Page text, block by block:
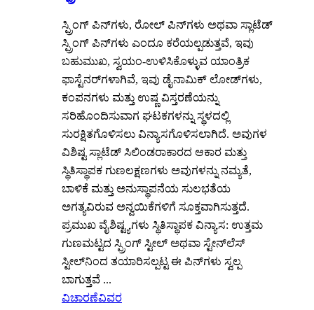
ಸ್ಪ್ರಿಂಗ್ ಪಿನ್‌ಗಳು, ರೋಲ್ ಪಿನ್‌ಗಳು ಅಥವಾ ಸ್ಲಾಟೆಡ್
ಸ್ಪ್ರಿಂಗ್ ಪಿನ್‌ಗಳು ಎಂದೂ ಕರೆಯಲ್ಪಡುತ್ತವೆ, ಇವು
ಬಹುಮುಖ, ಸ್ವಯಂ-ಉಳಿಸಿಕೊಳ್ಳುವ ಯಾಂತ್ರಿಕ
ಫಾಸ್ಟೆನರ್‌ಗಳಾಗಿವೆ, ಇವು ಡೈನಾಮಿಕ್ ಲೋಡ್‌ಗಳು,
ಕಂಪನಗಳು ಮತ್ತು ಉಷ್ಣ ವಿಸ್ತರಣೆಯನ್ನು
ಸರಿಹೊಂದಿಸುವಾಗ ಘಟಕಗಳನ್ನು ಸ್ಥಳದಲ್ಲಿ
ಸುರಕ್ಷಿತಗೊಳಿಸಲು ವಿನ್ಯಾಸಗೊಳಿಸಲಾಗಿದೆ. ಅವುಗಳ
ವಿಶಿಷ್ಟ ಸ್ಲಾಟೆಡ್ ಸಿಲಿಂಡರಾಕಾರದ ಆಕಾರ ಮತ್ತು
ಸ್ಥಿತಿಸ್ಥಾಪಕ ಗುಣಲಕ್ಷಣಗಳು ಅವುಗಳನ್ನು ನಮ್ಯತೆ,
ಬಾಳಿಕೆ ಮತ್ತು ಅನುಸ್ಥಾಪನೆಯ ಸುಲಭತೆಯ
ಅಗತ್ಯವಿರುವ ಅನ್ವಯಿಕೆಗಳಿಗೆ ಸೂಕ್ತವಾಗಿಸುತ್ತದೆ.
ಪ್ರಮುಖ ವೈಶಿಷ್ಟ್ಯಗಳು ಸ್ಥಿತಿಸ್ಥಾಪಕ ವಿನ್ಯಾಸ: ಉತ್ತಮ
ಗುಣಮಟ್ಟದ ಸ್ಪ್ರಿಂಗ್ ಸ್ಟೀಲ್ ಅಥವಾ ಸ್ಟೇನ್‌ಲೆಸ್
ಸ್ಟೀಲ್‌ನಿಂದ ತಯಾರಿಸಲ್ಪಟ್ಟ ಈ ಪಿನ್‌ಗಳು ಸ್ವಲ್ಪ
ಬಾಗುತ್ತವೆ ...
ವಿಚಾರಣೆವಿವರ